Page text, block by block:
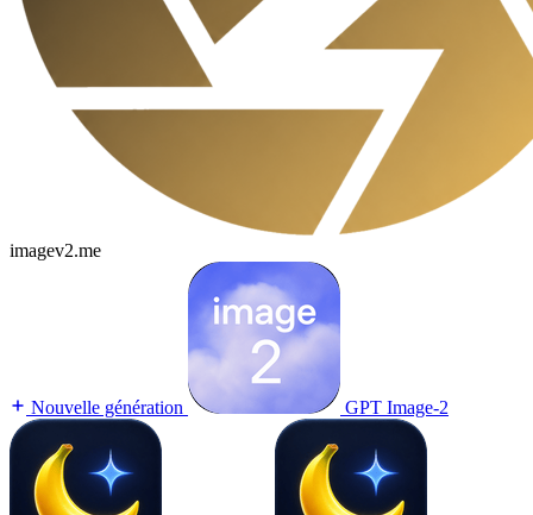
imagev2.me
Nouvelle génération GPT Image-2